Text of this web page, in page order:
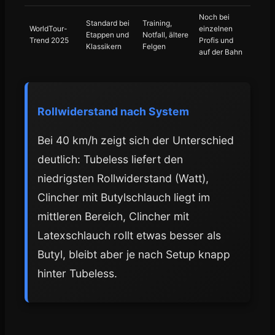
WorldTour-
Trend 2025
Standard bei
Etappen und
Klassikern
Training,
Notfall, ältere
Felgen
Noch bei
einzelnen
Profis und
auf der Bahn
Rollwiderstand nach System
Bei 40 km/h zeigt sich der Unterschied
deutlich: Tubeless liefert den
niedrigsten Rollwiderstand (Watt),
Clincher mit Butylschlauch liegt im
mittleren Bereich, Clincher mit
Latexschlauch rollt etwas besser als
Butyl, bleibt aber je nach Setup knapp
hinter Tubeless.